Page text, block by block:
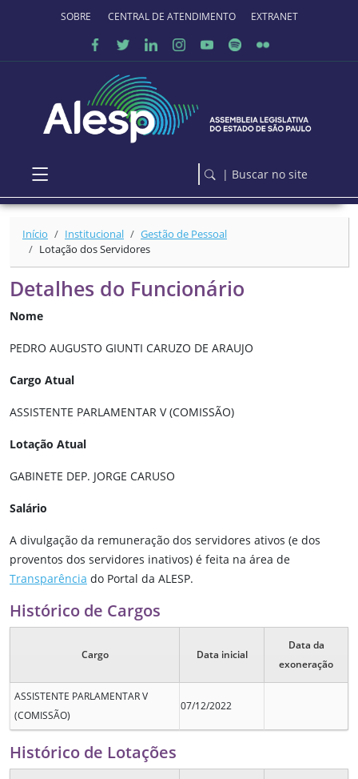
Ir para o conteúdo principal
SOBRE O PORTALCENTRAL DE ATENDIMENTO EXTRANET
| Buscar no site
Início Institucional
Gestão de Pessoal
Lotação dos Servidores
Detalhes do Funcionário
Nome
PEDRO AUGUSTO GIUNTI CARUZO DE ARAUJO
Cargo Atual
ASSISTENTE PARLAMENTAR V (COMISSÃO)
Lotação Atual
GABINETE DEP. JORGE CARUSO
Salário
A divulgação da remuneração dos servidores ativos (e dos
proventos dos servidores inativos) é feita na área de
Transparência do Portal da ALESP.
Histórico de Cargos
Cargo Data inicial
Data da
exoneração
ASSISTENTE PARLAMENTAR V
(COMISSÃO)
07/12/2022
Histórico de Lotações